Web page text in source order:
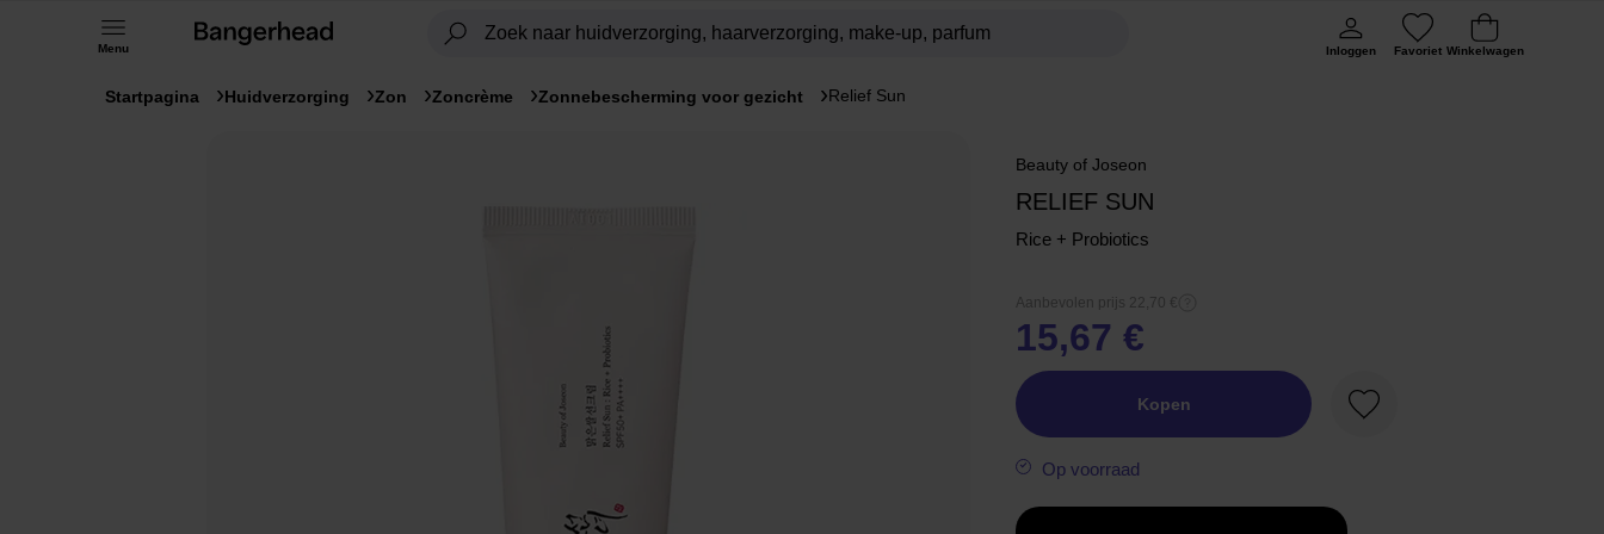
Menu Inloggen Favoriet Winkelwagen
Startpagina Huidverzorging Zon Zoncrème Zonnebescherming voor gezicht Relief Sun
Beauty of Joseon
RELIEF SUN
Rice + Probiotics
Aanbevolen prijs 22,70 €
15,67 €
Kopen
Favoriet
Op voorraad